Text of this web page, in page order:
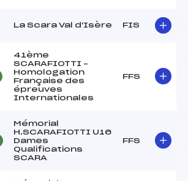
La Scara Val d'Isère FIS
41ème
SCARAFIOTTI –
Homologation
Française des
épreuves
Internationales
FFS
Mémorial
H.SCARAFIOTTI U16
Dames
Qualifications
SCARA
FFS